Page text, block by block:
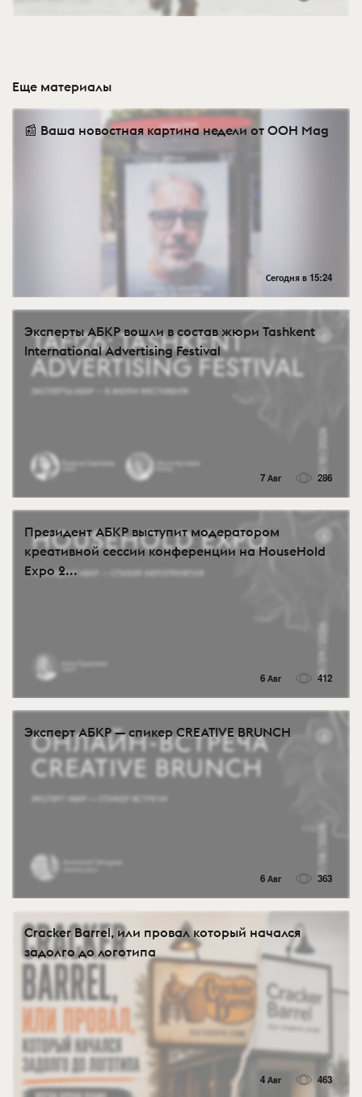
Еще материалы
📰 Ваша новостная картина недели от OOH Mag
Сегодня в 15:24
Эксперты АБКР вошли в состав жюри Tashkent
International Advertising Festival
7 Авг 286
Президент АБКР выступит модератором
креативной сессии конференции на HouseHold
Expo 2...
6 Авг 412
Эксперт АБКР — спикер CREATIVE BRUNCH
6 Авг 363
Cracker Barrel, или провал который начался
задолго до логотипа
4 Авг 463